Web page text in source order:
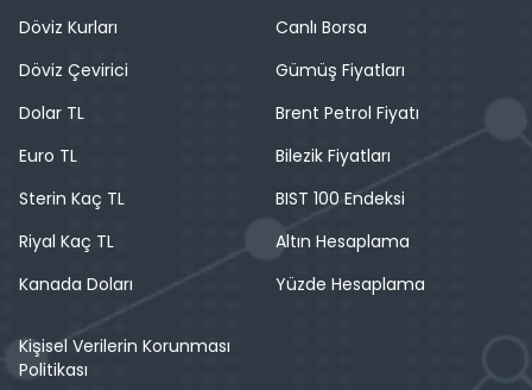
Döviz Kurları
Döviz Çevirici
Dolar TL
Euro TL
Sterin Kaç TL
Riyal Kaç TL
Kanada Doları
Canlı Borsa
Gümüş Fiyatları
Brent Petrol Fiyatı
Bilezik Fiyatları
BIST 100 Endeksi
Altın Hesaplama
Yüzde Hesaplama
Kişisel Verilerin Korunması
Politikası